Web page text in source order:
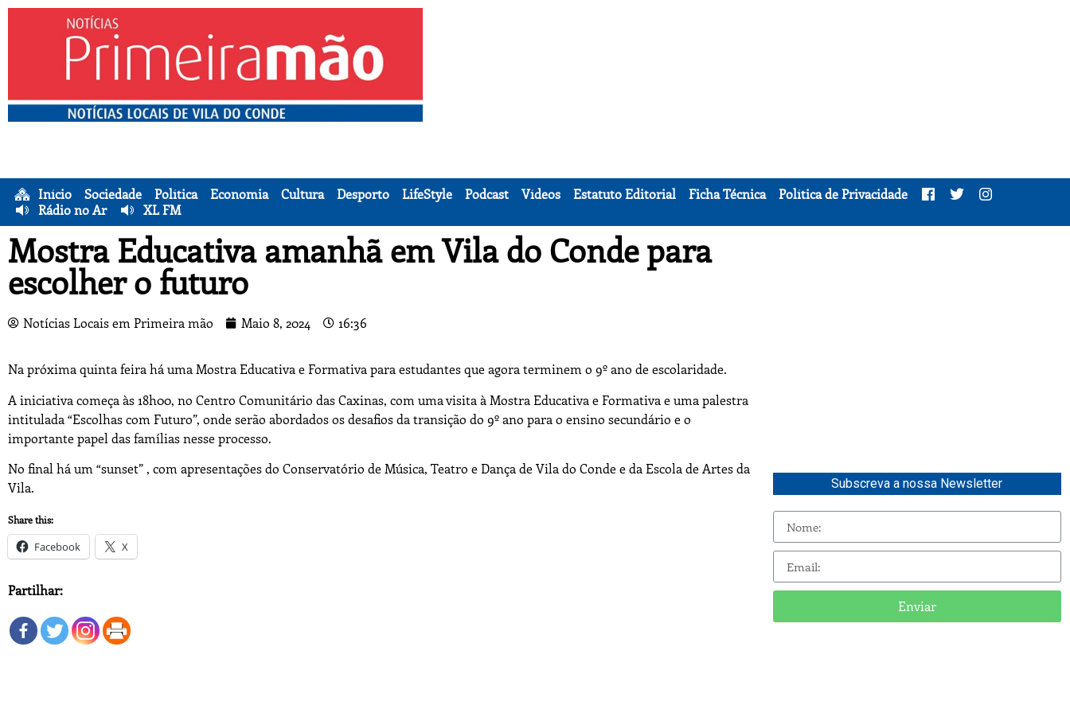
Início Sociedade Política Economia Cultura Desporto LifeStyle Podcast Vídeos Estatuto Editorial Ficha Técnica
Política de Privacidade
Rádio no Ar
XL FM
Mostra Educativa amanhã em Vila do Conde para
escolher o futuro
Notícias Locais em Primeira mão Maio 8, 2024 16:36
Na próxima quinta feira há uma Mostra Educativa e Formativa para estudantes que agora terminem o 9º ano de escolaridade.
A iniciativa começa às 18h00, no Centro Comunitário das Caxinas, com uma visita à Mostra Educativa e Formativa e uma palestra
intitulada “Escolhas com Futuro”, onde serão abordados os desafios da transição do 9º ano para o ensino secundário e o
importante papel das famílias nesse processo.
No final há um “sunset” , com apresentações do Conservatório de Música, Teatro e Dança de Vila do Conde e da Escola de Artes da
Vila.
Share this:
Facebook X
Partilhar:
Subscreva a nossa Newsletter
Enviar